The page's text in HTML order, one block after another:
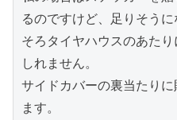
るのですけど、足りそう
そろタイヤハウスのあた
しれません。
サイドカバーの裏当たり
ます。